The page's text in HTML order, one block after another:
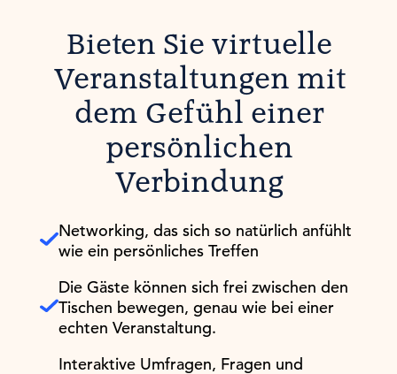
Bieten Sie virtuelle
Veranstaltungen mit
dem Gefühl einer
persönlichen
Verbindung
Networking, das sich so natürlich anfühlt
wie ein persönliches Treffen
Die Gäste können sich frei zwischen den
Tischen bewegen, genau wie bei einer
echten Veranstaltung.
Interaktive Umfragen, Fragen und